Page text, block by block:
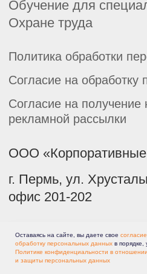
Оставаясь на сайте, вы даете свое
обработку персональных данных в порядке,
Политике конфиденциальности в
и защиты персональных данных